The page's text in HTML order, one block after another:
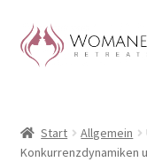
Zur
Navigation
Zum
Inhalt
BlogStart Allgemein
Konkurrenzdynamiken